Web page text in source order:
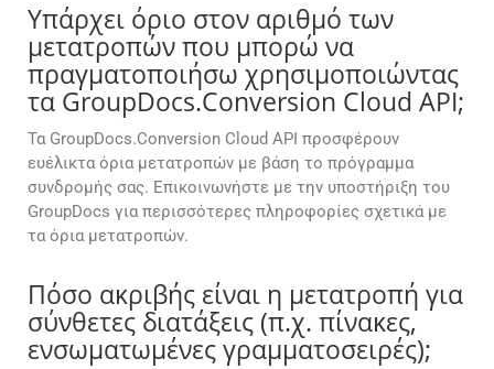
Υπάρχει όριο στον αριθμό των
μετατροπών που μπορώ να
πραγματοποιήσω χρησιμοποιώντας
τα GroupDocs.Conversion Cloud API;
Τα GroupDocs.Conversion Cloud API προσφέρουν
ευέλικτα όρια μετατροπών με βάση το πρόγραμμα
συνδρομής σας. Επικοινωνήστε με την υποστήριξη του
GroupDocs για περισσότερες πληροφορίες σχετικά με
τα όρια μετατροπών.
Πόσο ακριβής είναι η μετατροπή για
σύνθετες διατάξεις (π.χ. πίνακες,
ενσωματωμένες γραμματοσειρές);